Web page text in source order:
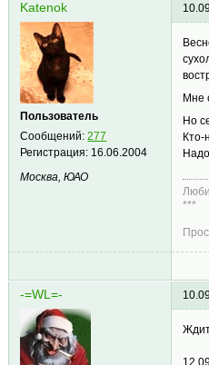
Katenok
Пользователь
Сообщений:277
Регистрация: 16.06.2004
Москва, ЮАО
Мне
Но
Кто-
***
-=WL=-